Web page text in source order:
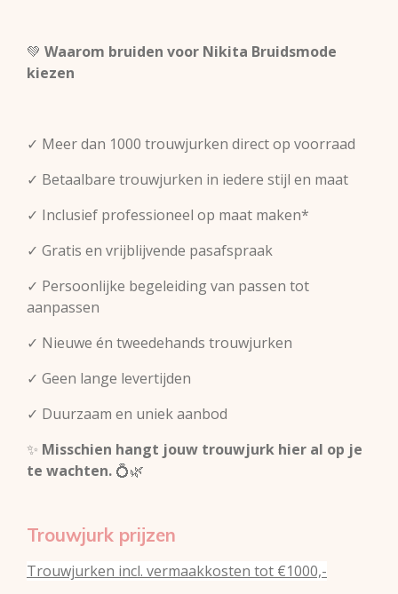
💚 Waarom bruiden voor Nikita Bruidsmode
kiezen
✓ Meer dan 1000 trouwjurken direct op voorraad
✓ Betaalbare trouwjurken in iedere stijl en maat
✓ Inclusief professioneel op maat maken*
✓ Gratis en vrijblijvende pasafspraak
✓ Persoonlijke begeleiding van passen tot
aanpassen
✓ Nieuwe én tweedehands trouwjurken
✓ Geen lange levertijden
✓ Duurzaam en uniek aanbod
✨ Misschien hangt jouw trouwjurk hier al op je
te wachten. 💍🌿
Trouwjurk prijzen
Trouwjurken incl. vermaakkosten tot €1000,-